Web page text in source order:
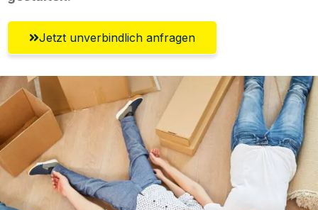
Jetzt unverbindlich anfragen